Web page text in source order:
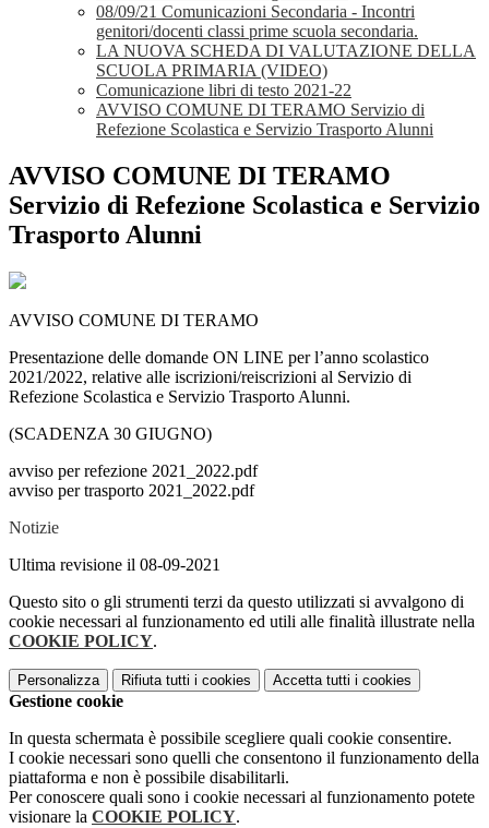
08/09/21 Comunicazioni Secondaria - Incontri
genitori/docenti classi prime scuola secondaria.
LA NUOVA SCHEDA DI VALUTAZIONE DELLA
SCUOLA PRIMARIA (VIDEO)
Comunicazione libri di testo 2021-22
AVVISO COMUNE DI TERAMO Servizio di
Refezione Scolastica e Servizio Trasporto Alunni
AVVISO COMUNE DI TERAMO
Servizio di Refezione Scolastica e Servizio
Trasporto Alunni
AVVISO COMUNE DI TERAMO
Presentazione delle domande ON LINE per l’anno scolastico
2021/2022, relative alle iscrizioni/reiscrizioni al Servizio di
Refezione Scolastica e Servizio Trasporto Alunni.
(SCADENZA 30 GIUGNO)
avviso per refezione 2021_2022.pdf
avviso per trasporto 2021_2022.pdf
Notizie
Ultima revisione il 08-09-2021
Questo sito o gli strumenti terzi da questo utilizzati si avvalgono di
cookie necessari al funzionamento ed utili alle finalità illustrate nella
COOKIE POLICY.
Personalizza Rifiuta tutti i cookies Accetta tutti i cookies
Gestione cookie
In questa schermata è possibile scegliere quali cookie consentire.
I cookie necessari sono quelli che consentono il funzionamento della
piattaforma e non è possibile disabilitarli.
Per conoscere quali sono i cookie necessari al funzionamento potete
visionare la COOKIE POLICY.